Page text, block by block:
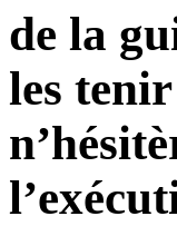
de la
les